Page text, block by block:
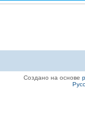
Создано на основе